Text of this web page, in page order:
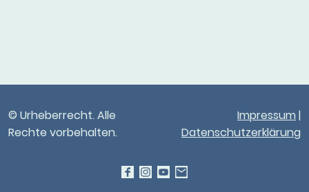
© Urheberrecht. Alle
Rechte vorbehalten.
Impressum |
Datenschutzerklärung